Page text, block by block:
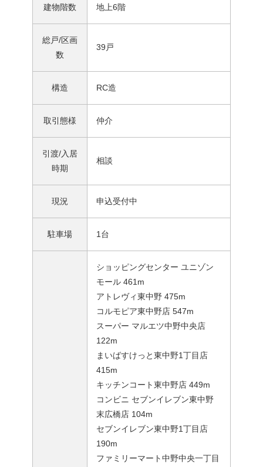
建物階数 地上6階
総戸/区画
数
39戸
構造 RC造
取引態様 仲介
引渡/入居
時期
相談
現況 申込受付中
駐車場 1台
ショッピングセンター ユニゾン
モール 461m
アトレヴィ東中野 475m
コルモピア東中野店 547m
スーパー マルエツ中野中央店
122m
まいばすけっと東中野1丁目店
415m
キッチンコート東中野店 449m
コンビニ セブンイレブン東中野
末広橋店 104m
セブンイレブン東中野1丁目店
190m
ファミリーマート中野中央一丁目